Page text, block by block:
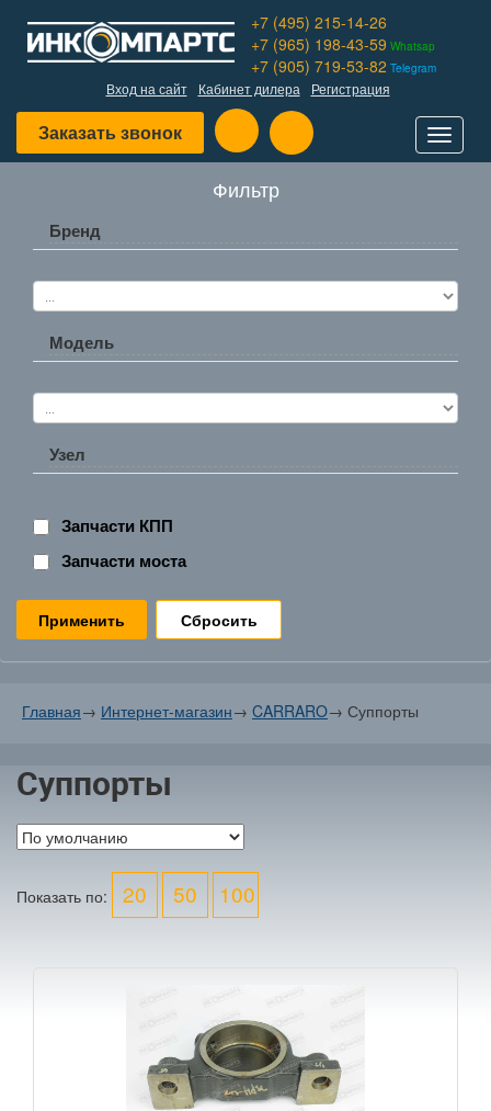
+7 (495) 215-14-26
+7 (965) 198-43-59 Whatsap
+7 (905) 719-53-82 Telegram
Вход на сайт Кабинет дилера Регистрация
Заказать звонок
Toggle
Фильтр
Бренд
Модель
Узел
Запчасти КПП
Запчасти моста
Сбросить
Главная→ Интернет-магазин→ CARRARO→ Суппорты
Суппорты
Показать по: 20 50 100